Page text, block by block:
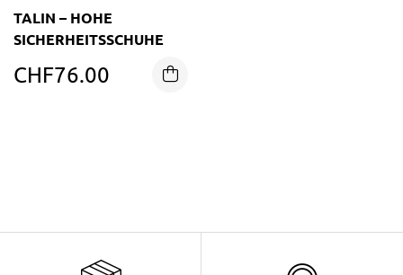
TALIN – HOHE
SICHERHEITSSCHUHE
CHF76.00